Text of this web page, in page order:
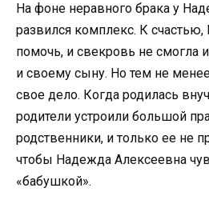
На фоне неравного брака у
развился комплекс. К
помочь, и свекровь не смогла
и своему сыну. Но тем не
свое дело. Когда родилась
родители устроили большой
родственники, и только ее не
чтобы Надежда Алексеевна
«бабушкой».